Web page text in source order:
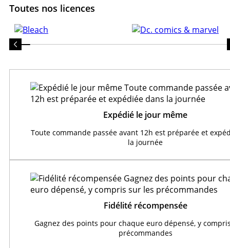
Toutes nos licences
Expédié le jour même
Toute commande passée avant 12h est préparée et
la journée
Fidélité récompensée
Gagnez des points pour chaque euro dépensé, y
précommandes